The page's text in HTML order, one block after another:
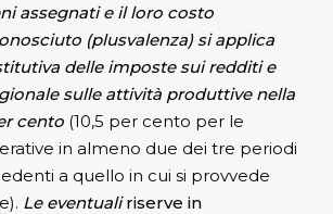
assegnati e il loro costo
(plusvalenza) si applica
delle imposte suiredditi e
sulle attività produttive nella
cento(10,5 per cento per le
in almeno due dei tre periodi
a quello in cui si provvede
Le eventualiriserve in